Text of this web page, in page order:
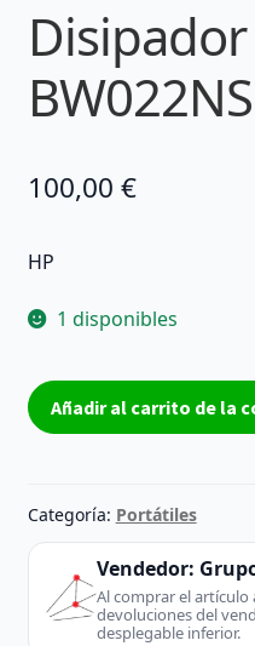
100,00 €
HP
1 disponibles
Disipador
HP
2CR70EA
cantidad
Añadir al carrito de la
Categoría: Portátiles
Vendedor:
Al comprar el artículo
devoluciones del
desplegable inferior.